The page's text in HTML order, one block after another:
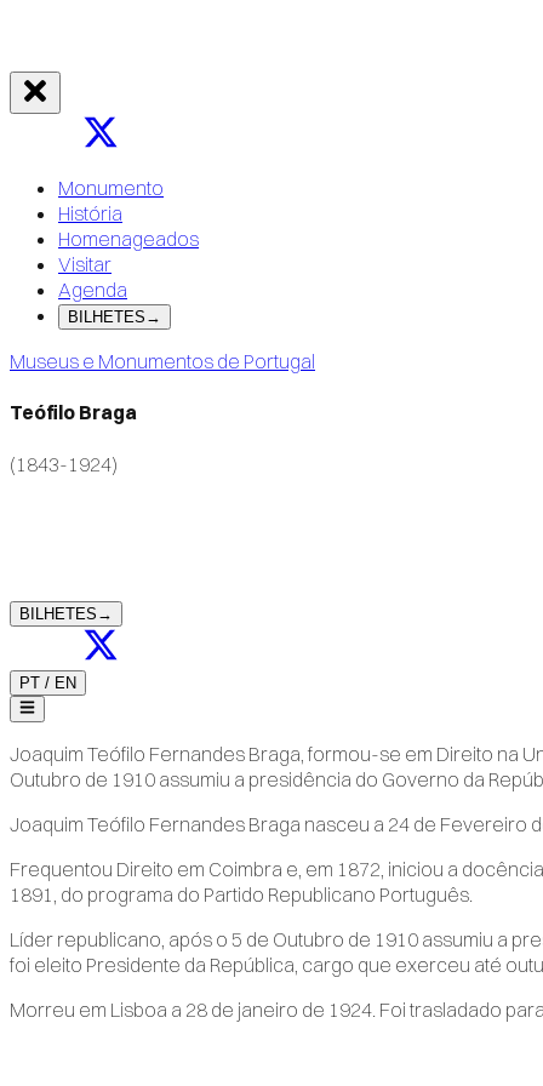
Monumento
História
Homenageados
Visitar
Agenda
BILHETES →
Museus e Monumentos de Portugal
Teófilo Braga
(1843-1924)
BILHETES →
PT / EN
Joaquim Teófilo Fernandes Braga, formou-se em Direito na
Outubro de 1910 assumiu a presidência do Governo da
Joaquim Teófilo Fernandes Braga nasceu a 24 de Fevereiro
Frequentou Direito em Coimbra e, em 1872, iniciou a
1891, do programa do Partido Republicano Português.
Líder republicano, após o 5 de Outubro de 1910 assumiu a
foi eleito Presidente da República, cargo que exerceu até
Morreu em Lisboa a 28 de janeiro de 1924. Foi trasladado